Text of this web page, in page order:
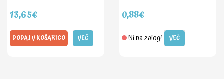
13,65€
DODAJ V KOŠARICO VEČ
0,88€
Ni na zalogi VEČ